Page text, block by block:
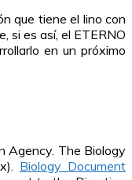
que tiene el lino con
si es así, el ETERNO
en un próximo
Agency. The Biology
Biology Document